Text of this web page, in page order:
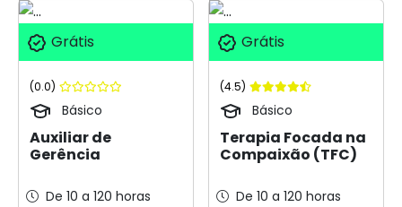
Grátis
(0.0)
Básico
Auxiliar de
Gerência
De 10 a 120 horas
Grátis
(4.5)
Básico
Terapia Focada na
Compaixão (TFC)
De 10 a 120 horas